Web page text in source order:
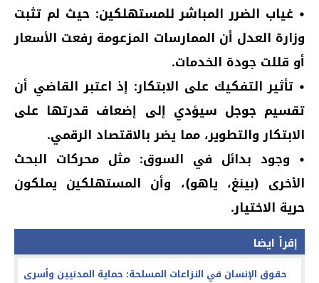
• غياب الضرر المباشر للمستهلكين: حيث لم تثبت
وزارة العدل أن الممارسات المزعومة رفعت الأسعار
أو قللت جودة الخدمات.
• تأثير التفكيك على الابتكار: إذ اعتبر القاضي أن
تقسيم جوجل سيؤدي إلى إضعاف قدرتها على
الابتكار والتطوير، مما يضر بالاقتصاد الرقمي.
• وجود بدائل في السوق: مثل محركات البحث
الأخرى (بينغ، ياهو)، وأن المستهلكين يملكون
حرية الاختيار.
إقرأ ايضا
حقوق الإنسان في النزاعات المسلحة: حماية المدنيين وأسرى